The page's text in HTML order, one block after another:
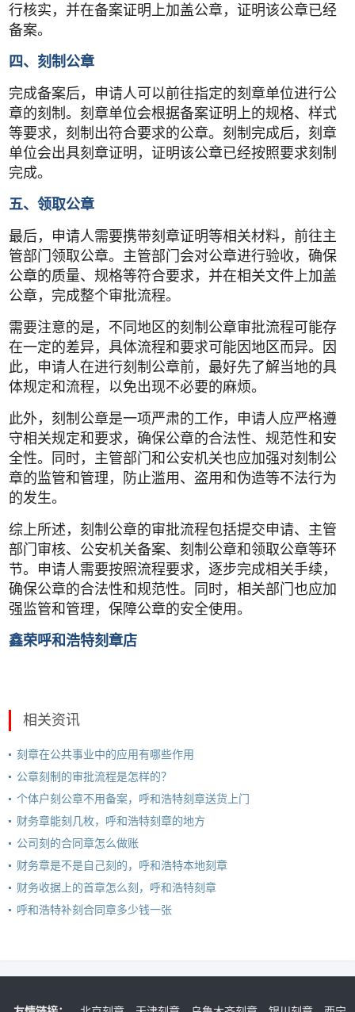
行核实，并在备案证明上加盖公章，证明该公章已经
备案。
四、刻制公章
完成备案后，申请人可以前往指定的刻章单位进行公
章的刻制。刻章单位会根据备案证明上的规格、样式
等要求，刻制出符合要求的公章。刻制完成后，刻章
单位会出具刻章证明，证明该公章已经按照要求刻制
完成。
五、领取公章
最后，申请人需要携带刻章证明等相关材料，前往主
管部门领取公章。主管部门会对公章进行验收，确保
公章的质量、规格等符合要求，并在相关文件上加盖
公章，完成整个审批流程。
需要注意的是，不同地区的刻制公章审批流程可能存
在一定的差异，具体流程和要求可能因地区而异。因
此，申请人在进行刻制公章前，最好先了解当地的具
体规定和流程，以免出现不必要的麻烦。
此外，刻制公章是一项严肃的工作，申请人应严格遵
守相关规定和要求，确保公章的合法性、规范性和安
全性。同时，主管部门和公安机关也应加强对刻制公
章的监管和管理，防止滥用、盗用和伪造等不法行为
的发生。
综上所述，刻制公章的审批流程包括提交申请、主管
部门审核、公安机关备案、刻制公章和领取公章等环
节。申请人需要按照流程要求，逐步完成相关手续，
确保公章的合法性和规范性。同时，相关部门也应加
强监管和管理，保障公章的安全使用。
鑫荣呼和浩特刻章店
相关资讯
刻章在公共事业中的应用有哪些作用
公章刻制的审批流程是怎样的？
个体户刻公章不用备案，呼和浩特刻章送货上门
财务章能刻几枚，呼和浩特刻章的地方
公司刻的合同章怎么做账
财务章是不是自己刻的，呼和浩特本地刻章
财务收据上的首章怎么刻，呼和浩特刻章
呼和浩特补刻合同章多少钱一张